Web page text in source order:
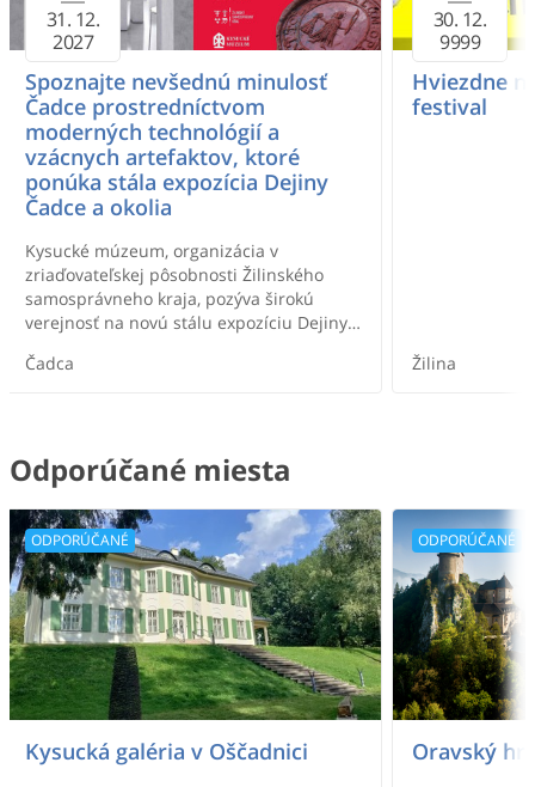
Spoznajte nevšednú minulosť
Čadce prostredníctvom
moderných technológií a
vzácnych artefaktov, ktoré
ponúka stála expozícia Dejiny
Čadce a okolia
31. 12.
2027
Kysucké múzeum, organizácia v
zriaďovateľskej pôsobnosti Žilinského
samosprávneho kraja, pozýva širokú
verejnosť na novú stálu expozíciu Dejiny
Čadca
Hviezdne
festival
30. 12.
9999
Žilina
Odporúčané miesta
Kysucká galéria v Oščadnici
ODPORÚČANÉ
Oravský
ODPORÚČANÉ